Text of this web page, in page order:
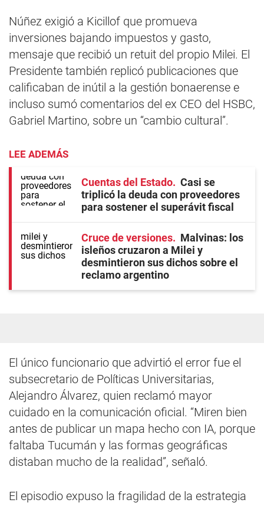
Núñez exigió a Kicillof que promueva
inversiones bajando impuestos y gasto,
mensaje que recibió un retuit del propio Milei. El
Presidente también replicó publicaciones que
calificaban de inútil a la gestión bonaerense e
incluso sumó comentarios del ex CEO del HSBC,
Gabriel Martino, sobre un “cambio cultural”.
LEE ADEMÁS
Cuentas del Estado
Casi se
triplicó la deuda con proveedores
para sostener el superávit fiscal
Cruce de versiones
Malvinas: los
isleños cruzaron a Milei y
desmintieron sus dichos sobre el
reclamo argentino
El único funcionario que advirtió el error fue el
subsecretario de Políticas Universitarias,
Alejandro Álvarez, quien reclamó mayor
cuidado en la comunicación oficial. “Miren bien
antes de publicar un mapa hecho con IA, porque
faltaba Tucumán y las formas geográficas
distaban mucho de la realidad”, señaló.
El episodio expuso la fragilidad de la estrategia